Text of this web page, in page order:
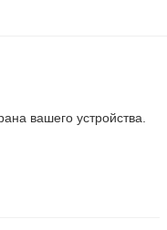
вашего устройства.